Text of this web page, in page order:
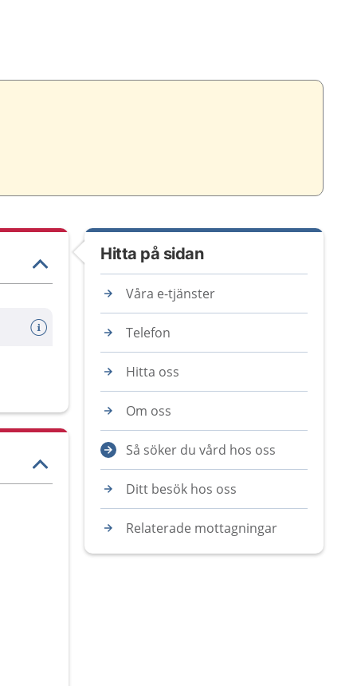
Hitta på sidan
Våra e-tjänster
Telefon
Hitta oss
Om oss
Så söker du vård hos oss
Ditt besök hos oss
Relaterade mottagningar